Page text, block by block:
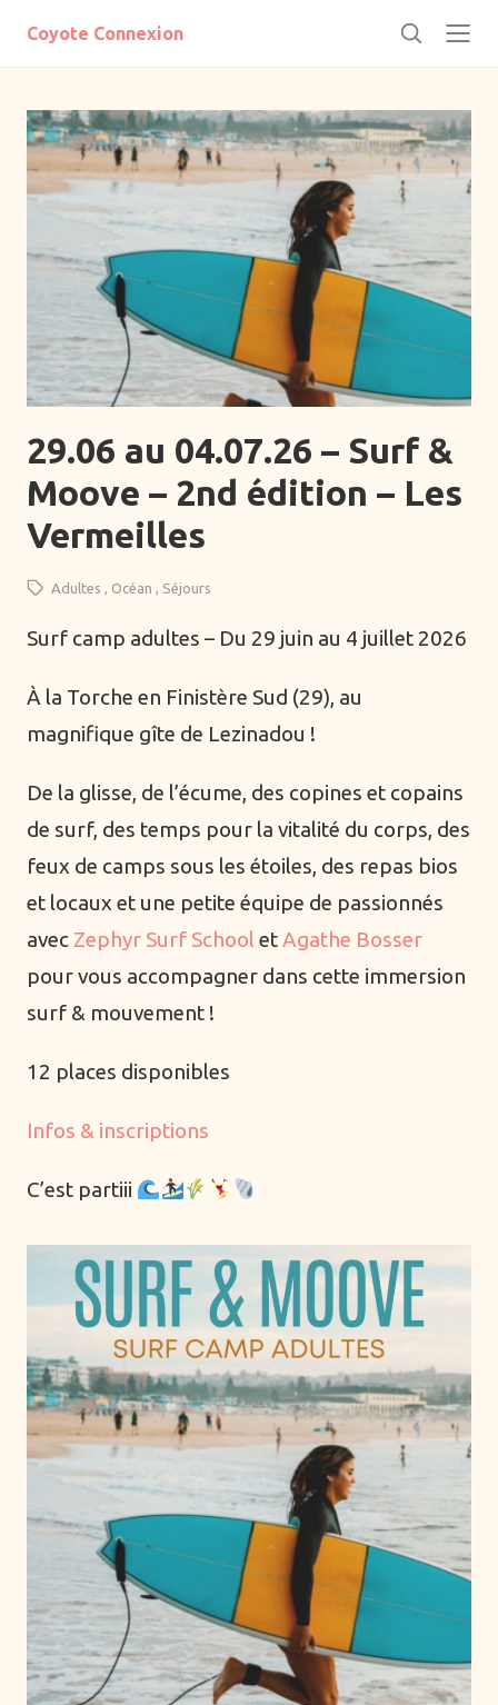
Coyote Connexion
Actus
Initiatives
A → Z
—
Familles
Adolescents
Enfants
Belgique
France
Suisse
Online
Thèmes
Arts ancestraux
Formations
Mentorat de groupe
Mentorat individuel
Montagne
Musique
Océan
Parentalité
Périnatalité
Pistage
Plantes sauvages
Professionnels
Quêtes de feu
Quêtes de vision
Rites de passage
c
h
e
r
r
29.06 au 04.07.26 – Surf &
Moove – 2nd édition – Les
Vermeilles
Adultes Océan Séjours
Surf camp adultes – Du 29 juin au 4 juillet 2026
À la Torche en Finistère Sud (29), au
magnifique gîte de Lezinadou !
De la glisse, de l’écume, des copines et copains
de surf, des temps pour la vitalité du corps, des
feux de camps sous les étoiles, des repas bios
et locaux et une petite équipe de passionnés
avec Zephyr Surf School etAgathe Bosser
pour vous accompagner dans cette immersion
surf & mouvement !
12 places disponibles
Infos & inscriptions
C’est partiii
r
m
r